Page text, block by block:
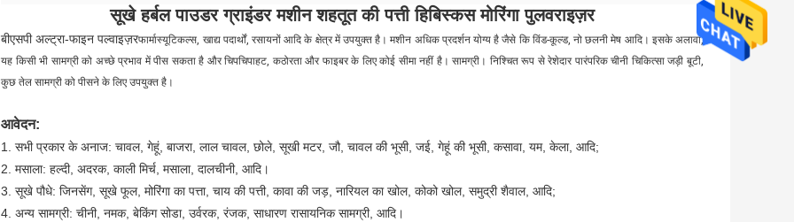
सूखे हर्बल पाउडर ग्राइंडर मशीन शहतूत की पत्ती हिबिस्कस मोरिंगा पुलवराइज़र
बीएसपी अल्ट्रा-फाइन पल्वाइज़रफार्मास्यूटिकल्स, खाद्य पदार्थों, रसायनों आदि के क्षेत्र में उपयुक्त है। मशीन अधिक प्रदर्शन योग्य है जैसे कि विंड-कूल्ड, नो छलनी मेष आदि। इसके अलावा,
यह किसी भी सामग्री को अच्छे प्रभाव में पीस सकता है और चिपचिपाहट, कठोरता और फाइबर के लिए कोई सीमा नहीं है। सामग्री। निश्चित रूप से रेशेदार पारंपरिक चीनी चिकित्सा जड़ी बूटी,
कुछ तेल सामग्री को पीसने के लिए उपयुक्त है।
आवेदन:
1. सभी प्रकार के अनाज: चावल, गेहूं, बाजरा, लाल चावल, छोले, सूखी मटर, जौ, चावल की भूसी, जई, गेहूं की भूसी, कसावा, यम, केला, आदि;
2. मसाला: हल्दी, अदरक, काली मिर्च, मसाला, दालचीनी, आदि।
3. सूखे पौधे: जिनसेंग, सूखे फूल, मोरिंगा का पत्ता, चाय की पत्ती, कावा की जड़, नारियल का खोल, कोको खोल, समुद्री शैवाल, आदि;
4. अन्य सामग्री: चीनी, नमक, बेकिंग सोडा, उर्वरक, रंजक, साधारण रासायनिक सामग्री, आदि।